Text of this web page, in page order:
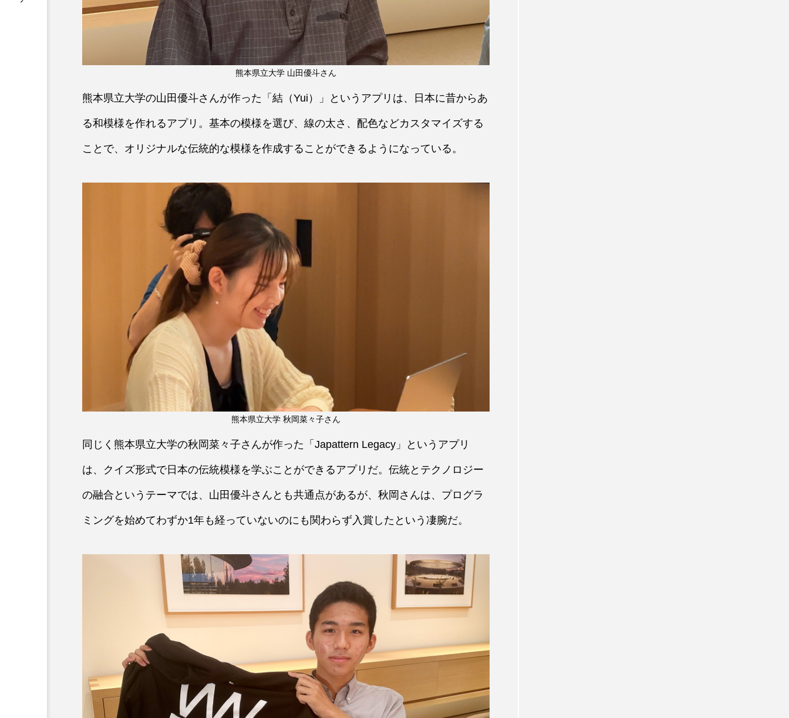
熊本県立大学 山田優斗さん
熊本県立大学の山田優斗さんが作った「結（Yui）」というアプリは、日本に昔からあ
る和模様を作れるアプリ。基本の模様を選び、線の太さ、配色などカスタマイズする
ことで、オリジナルな伝統的な模様を作成することができるようになっている。
熊本県立大学 秋岡菜々子さん
同じく熊本県立大学の秋岡菜々子さんが作った「Japattern Legacy」というアプリ
は、クイズ形式で日本の伝統模様を学ぶことができるアプリだ。伝統とテクノロジー
の融合というテーマでは、山田優斗さんとも共通点があるが、秋岡さんは、プログラ
ミングを始めてわずか1年も経っていないのにも関わらず入賞したという凄腕だ。